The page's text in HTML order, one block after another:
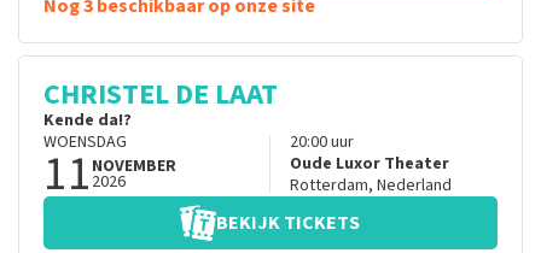
Nog 3 beschikbaar op onze site
CHRISTEL DE LAAT
Kende da!?
WOENSDAG
11 NOVEMBER
2026
20:00uur
Oude Luxor Theater
Rotterdam, Nederland
BEKIJK TICKETS